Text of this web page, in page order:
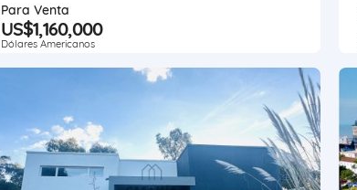
Para Venta
US$1,160,000
Dólares Americanos